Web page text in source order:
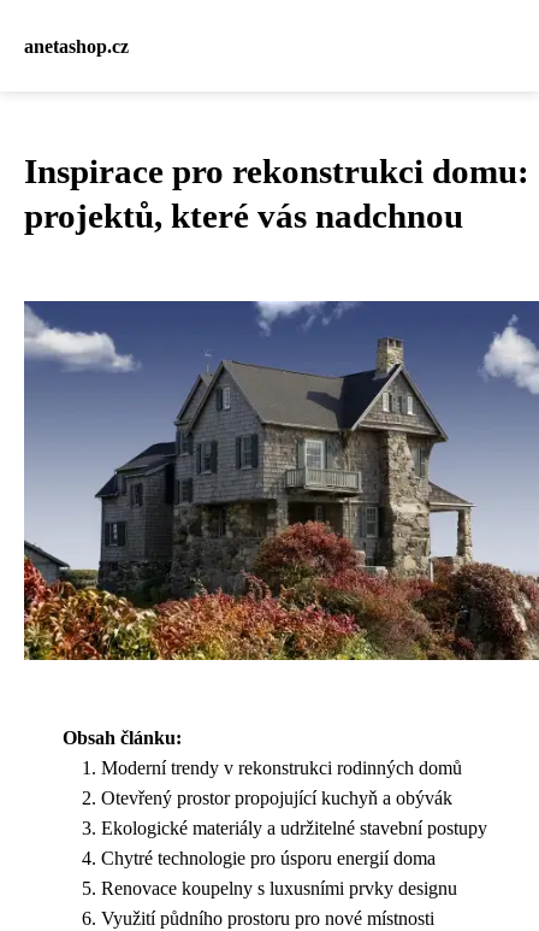
anetashop.cz
Inspirace pro rekonstrukci domu:
projektů, které vás nadchnou
Obsah článku:
Moderní trendy v rekonstrukci rodinných domů
Otevřený prostor propojující kuchyň a obývák
Ekologické materiály a udržitelné stavební postupy
Chytré technologie pro úsporu energií doma
Renovace koupelny s luxusními prvky designu
Využití půdního prostoru pro nové místnosti